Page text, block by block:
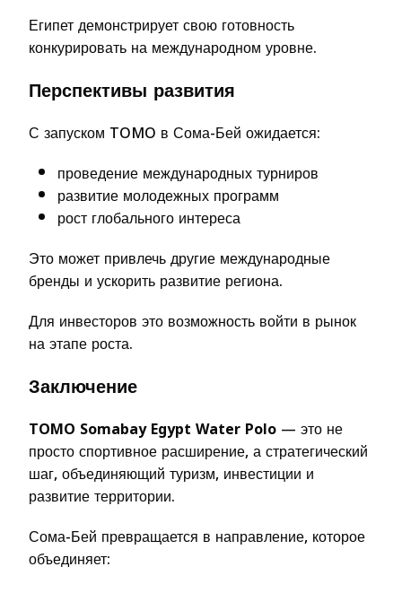
Египет демонстрирует свою готовность
конкурировать на международном уровне.
Перспективы развития
С запуском TOMO в Сома-Бей ожидается:
проведение международных турниров
развитие молодежных программ
рост глобального интереса
Это может привлечь другие международные
бренды и ускорить развитие региона.
Для инвесторов это возможность войти в рынок
на этапе роста.
Заключение
TOMO Somabay Egypt Water Polo— это не
просто спортивное расширение, а стратегический
шаг, объединяющий туризм, инвестиции и
развитие территории.
Сома-Бей превращается в направление, которое
объединяет: